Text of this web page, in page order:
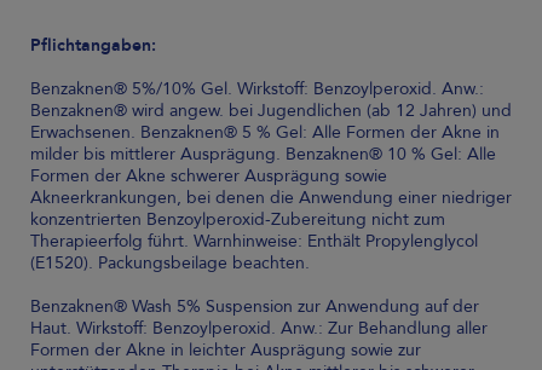
Pflichtangaben:
Benzaknen® 5%/10% Gel. Wirkstoff: Benzoylperoxid. Anw.:
Benzaknen® wird angew. bei Jugendlichen (ab 12 Jahren) und
Erwachsenen. Benzaknen® 5 % Gel: Alle Formen der Akne in
milder bis mittlerer Ausprägung. Benzaknen® 10 % Gel: Alle
Formen der Akne schwerer Ausprägung sowie
Akneerkrankungen, bei denen die Anwendung einer niedriger
konzentrierten Benzoylperoxid-Zubereitung nicht zum
Therapieerfolg führt. Warnhinweise: Enthält Propylenglycol
(E1520). Packungsbeilage beachten.
Benzaknen® Wash 5% Suspension zur Anwendung auf der
Haut. Wirkstoff: Benzoylperoxid. Anw.: Zur Behandlung aller
Formen der Akne in leichter Ausprägung sowie zur